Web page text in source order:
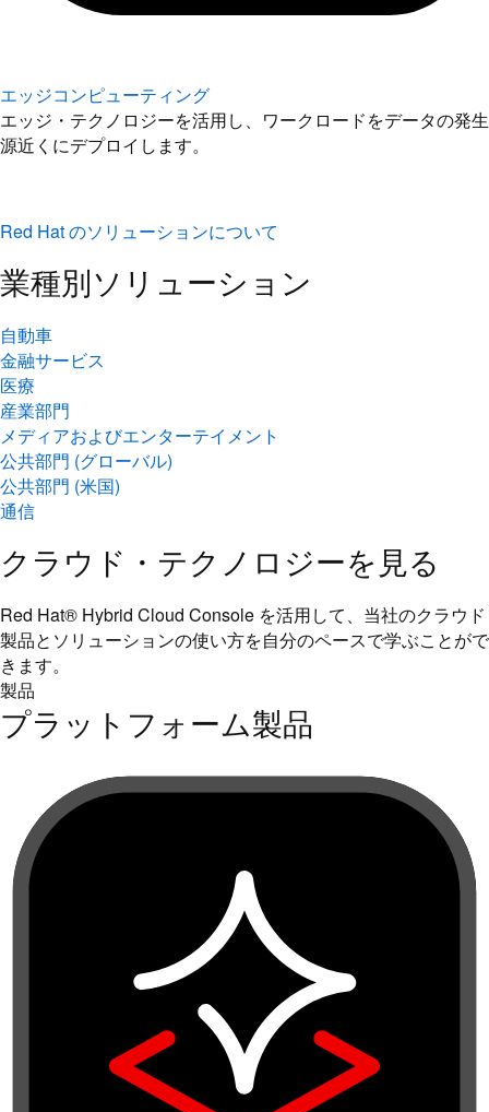
源近くにデプロイします。
業種別ソリューション
自動車
金融サービス
医療
産業部門
メディアおよびエンターテイメント
公共部門 (グローバル)
公共部門 (米国)
通信
クラウド・テクノロジーを見る
Red Hat® Hybrid Cloud Console を活用して、当社のクラウド
製品とソリューションの使い方を自分のペースで学ぶことがで
きます。
製品
プラットフォーム製品